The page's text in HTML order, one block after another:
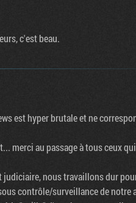
c'est beau.
est hyper brutale et ne
merci au passage à tous ceux
judiciaire, nous travaillons dur
contrôle/surveillance de notre